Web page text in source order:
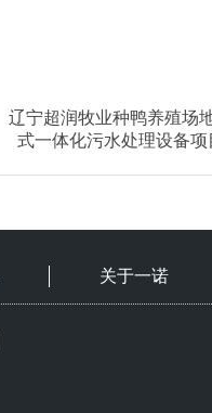
辽宁超润牧业种鸭养殖场
式一体化污水处理设备项
关于一诺